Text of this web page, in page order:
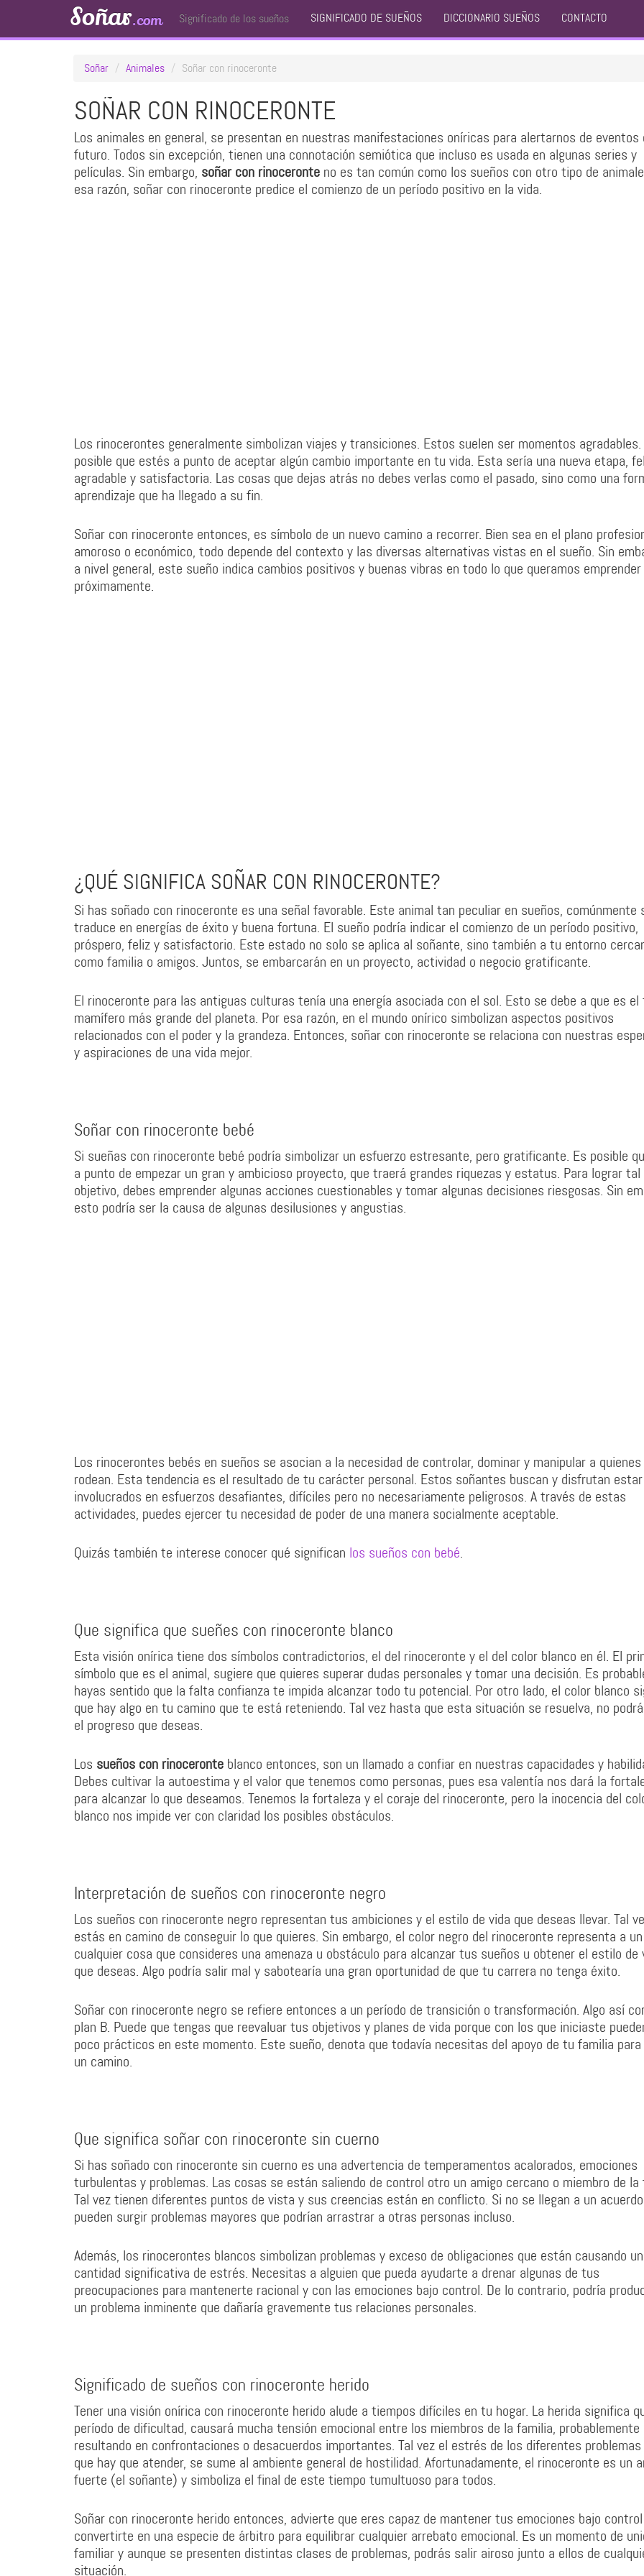
Soñar.com Significado de los sueños SIGNIFICADO DE SUEÑOS DICCIONARIO SUEÑOS CONTACTO
Soñar Animales Soñar con rinoceronte
SOÑAR CON RINOCERONTE
Los animales en general, se presentan en nuestras manifestaciones oníricas para alertarnos de eventos
futuro. Todos sin excepción, tienen una connotación semiótica que incluso es usada en algunas series y
películas. Sin embargo, soñar con rinoceronte no es tan común como los sueños con otro tipo de
esa razón, soñar con rinoceronte predice el comienzo de un período positivo en la vida.
Los rinocerontes generalmente simbolizan viajes y transiciones. Estos suelen ser momentos
posible que estés a punto de aceptar algún cambio importante en tu vida. Esta sería una nueva etapa,
agradable y satisfactoria. Las cosas que dejas atrás no debes verlas como el pasado, sino como una
aprendizaje que ha llegado a su fin.
Soñar con rinoceronte entonces, es símbolo de un nuevo camino a recorrer. Bien sea en el plano
amoroso o económico, todo depende del contexto y las diversas alternativas vistas en el sueño. Sin
a nivel general, este sueño indica cambios positivos y buenas vibras en todo lo que queramos emprender
próximamente.
¿QUÉ SIGNIFICA SOÑAR CON RINOCERONTE?
Si has soñado con rinoceronte es una señal favorable. Este animal tan peculiar en sueños, comúnmente
traduce en energías de éxito y buena fortuna. El sueño podría indicar el comienzo de un período positivo,
próspero, feliz y satisfactorio. Este estado no solo se aplica al soñante, sino también a tu entorno
como familia o amigos. Juntos, se embarcarán en un proyecto, actividad o negocio gratificante.
El rinoceronte para las antiguas culturas tenía una energía asociada con el sol. Esto se debe a que es
mamífero más grande del planeta. Por esa razón, en el mundo onírico simbolizan aspectos positivos
relacionados con el poder y la grandeza. Entonces, soñar con rinoceronte se relaciona con nuestras
y aspiraciones de una vida mejor.
Soñar con rinoceronte bebé
Si sueñas con rinoceronte bebé podría simbolizar un esfuerzo estresante, pero gratificante. Es posible
a punto de empezar un gran y ambicioso proyecto, que traerá grandes riquezas y estatus. Para lograr tal
objetivo, debes emprender algunas acciones cuestionables y tomar algunas decisiones riesgosas. Sin
esto podría ser la causa de algunas desilusiones y angustias.
Los rinocerontes bebés en sueños se asocian a la necesidad de controlar, dominar y manipular a
rodean. Esta tendencia es el resultado de tu carácter personal. Estos soñantes buscan y disfrutan estar
involucrados en esfuerzos desafiantes, difíciles pero no necesariamente peligrosos. A través de estas
actividades, puedes ejercer tu necesidad de poder de una manera socialmente aceptable.
Quizás también te interese conocer qué significan los sueños con bebé.
Que significa que sueñes con rinoceronte blanco
Esta visión onírica tiene dos símbolos contradictorios, el del rinoceronte y el del color blanco en él. El
símbolo que es el animal, sugiere que quieres superar dudas personales y tomar una decisión. Es
hayas sentido que la falta confianza te impida alcanzar todo tu potencial. Por otro lado, el color blanco
que hay algo en tu camino que te está reteniendo. Tal vez hasta que esta situación se resuelva, no
el progreso que deseas.
Los sueños con rinoceronte blanco entonces, son un llamado a confiar en nuestras capacidades y
Debes cultivar la autoestima y el valor que tenemos como personas, pues esa valentía nos dará la
para alcanzar lo que deseamos. Tenemos la fortaleza y el coraje del rinoceronte, pero la inocencia del
blanco nos impide ver con claridad los posibles obstáculos.
Interpretación de sueños con rinoceronte negro
Los sueños con rinoceronte negro representan tus ambiciones y el estilo de vida que deseas llevar. Tal
estás en camino de conseguir lo que quieres. Sin embargo, el color negro del rinoceronte representa a
cualquier cosa que consideres una amenaza u obstáculo para alcanzar tus sueños u obtener el estilo de
que deseas. Algo podría salir mal y sabotearía una gran oportunidad de que tu carrera no tenga éxito.
Soñar con rinoceronte negro se refiere entonces a un período de transición o transformación. Algo así
plan B. Puede que tengas que reevaluar tus objetivos y planes de vida porque con los que iniciaste
poco prácticos en este momento. Este sueño, denota que todavía necesitas del apoyo de tu familia
un camino.
Que significa soñar con rinoceronte sin cuerno
Si has soñado con rinoceronte sin cuerno es una advertencia de temperamentos acalorados, emociones
turbulentas y problemas. Las cosas se están saliendo de control otro un amigo cercano o miembro de la
Tal vez tienen diferentes puntos de vista y sus creencias están en conflicto. Si no se llegan a un
pueden surgir problemas mayores que podrían arrastrar a otras personas incluso.
Además, los rinocerontes blancos simbolizan problemas y exceso de obligaciones que están causando
cantidad significativa de estrés. Necesitas a alguien que pueda ayudarte a drenar algunas de tus
preocupaciones para mantenerte racional y con las emociones bajo control. De lo contrario, podría
un problema inminente que dañaría gravemente tus relaciones personales.
Significado de sueños con rinoceronte herido
Tener una visión onírica con rinoceronte herido alude a tiempos difíciles en tu hogar. La herida significa
período de dificultad, causará mucha tensión emocional entre los miembros de la familia, probablemente
resultando en confrontaciones o desacuerdos importantes. Tal vez el estrés de los diferentes
que hay que atender, se sume al ambiente general de hostilidad. Afortunadamente, el rinoceronte es un
fuerte (el soñante) y simboliza el final de este tiempo tumultuoso para todos.
Soñar con rinoceronte herido entonces, advierte que eres capaz de mantener tus emociones bajo
convertirte en una especie de árbitro para equilibrar cualquier arrebato emocional. Es un momento de
familiar y aunque se presenten distintas clases de problemas, podrás salir airoso junto a ellos de
situación.